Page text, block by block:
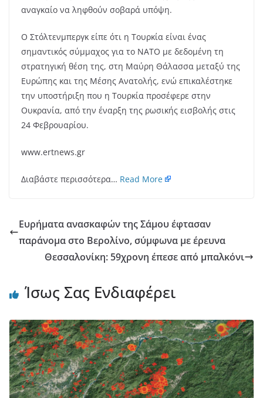
αναγκαίο να ληφθούν σοβαρά υπόψη.
Ο Στόλτενμπεργκ είπε ότι η Τουρκία είναι ένας
σημαντικός σύμμαχος για το ΝΑΤΟ με δεδομένη τη
στρατηγική θέση της, στη Μαύρη Θάλασσα μεταξύ της
Ευρώπης και της Μέσης Ανατολής, ενώ επικαλέστηκε
την υποστήριξη που η Τουρκία προσέφερε στην
Ουκρανία, από την έναρξη της ρωσικής εισβολής στις
24 Φεβρουαρίου.
www.ertnews.gr
Διαβάστε περισσότερα… Read More
Ευρήματα ανασκαφών της Σάμου έφτασαν
παράνομα στο Βερολίνο, σύμφωνα με έρευνα
Θεσσαλονίκη: 59χρονη έπεσε από μπαλκόνι
Ίσως Σας Ενδιαφέρει